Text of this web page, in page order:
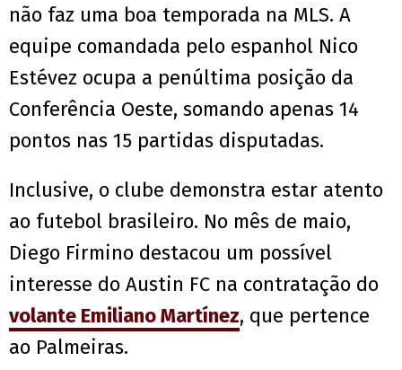
não faz uma boa temporada na MLS. A
equipe comandada pelo espanhol Nico
Estévez ocupa a penúltima posição da
Conferência Oeste, somando apenas 14
pontos nas 15 partidas disputadas.
Inclusive, o clube demonstra estar atento
ao futebol brasileiro. No mês de maio,
Diego Firmino destacou um possível
interesse do Austin FC na contratação do
volante Emiliano Martínez, que pertence
ao Palmeiras.